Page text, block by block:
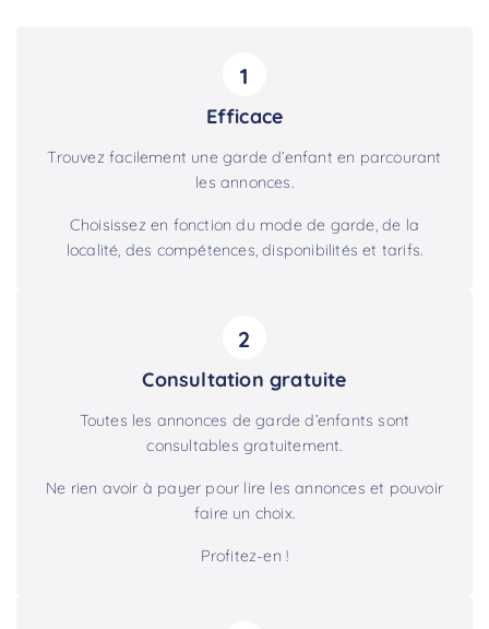
1
Efficace
Trouvez facilement une garde d’enfant en parcourant
les annonces.
Choisissez en fonction du mode de garde, de la
localité, des compétences, disponibilités et tarifs.
2
Consultation gratuite
Toutes les annonces de garde d’enfants sont
consultables gratuitement.
Ne rien avoir à payer pour lire les annonces et pouvoir
faire un choix.
Profitez-en !